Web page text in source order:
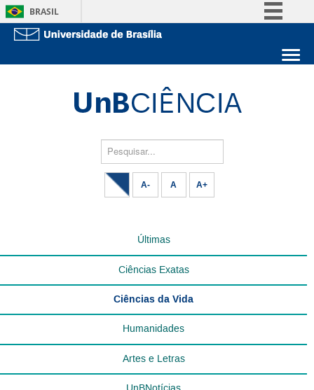
BRASIL
Acesso à informaçãoEstude na UnB
Pesquisar...
A- A A+
Últimas
Ciências Exatas
Ciências da Vida
Humanidades
Artes e Letras